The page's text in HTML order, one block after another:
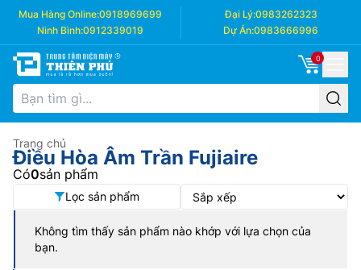
Mua Hàng Online:0918969699 Đại Lý:0983262323
Ninh Bình:0912339019 Dự Án:0983666996
0
Trang chủ
Điều Hòa Âm Trần Fujiaire
Có0sản phẩm
Lọc sản phẩm
Không tìm thấy sản phẩm nào khớp với lựa chọn của
bạn.